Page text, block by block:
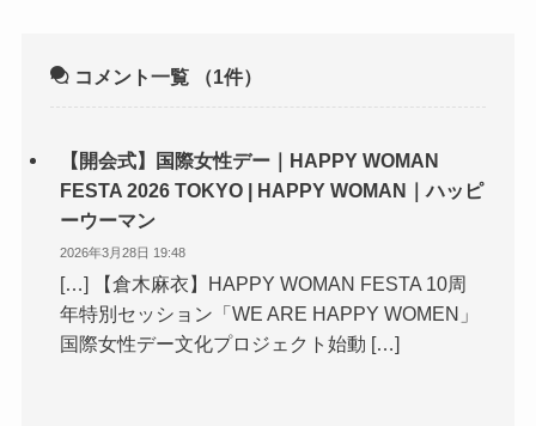
コメント一覧 （1件）
【開会式】国際女性デー｜HAPPY WOMAN
FESTA 2026 TOKYO | HAPPY WOMAN｜ハッピ
ーウーマン
2026年3月28日 19:48
[…] 【倉木麻衣】HAPPY WOMAN FESTA 10周
年特別セッション「WE ARE HAPPY WOMEN」
国際女性デー文化プロジェクト始動 […]